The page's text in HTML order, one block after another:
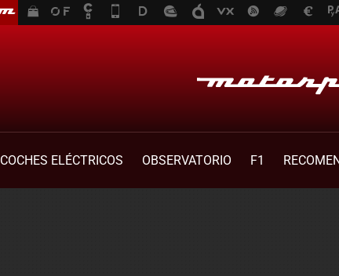
COCHES ELÉCTRICOS OBSERVATORIO F1